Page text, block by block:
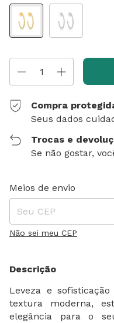
Compra
Seus dados
Trocas e
Se não gostar,
Entregas para o CEP:
Meios de envio
Não sei meu CEP
Descrição
Leveza e
textura moderna,
elegância para o